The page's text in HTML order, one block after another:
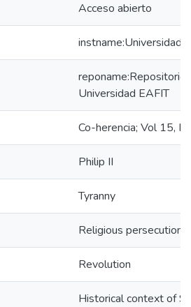
Acceso abierto
instname:Universidad
reponame:Repositorio
Universidad EAFIT
Co-herencia; Vol 15,
Philip II
Tyranny
Religious persecution
Revolution
Historical context of